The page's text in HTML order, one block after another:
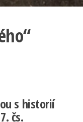
s historií
čs.